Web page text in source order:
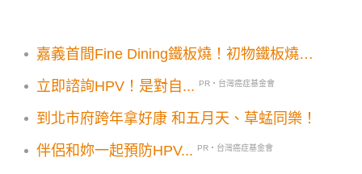
嘉義首間Fine Dining鐵板燒！初物鐵板燒鍋
立即諮詢HPV！是對自...
PR・台灣癌症基金會
到北市府跨年拿好康 和五月天、草蜢同樂！
伴侶和妳一起預防HPV...
PR・台灣癌症基金會